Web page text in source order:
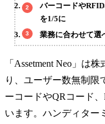
バーコードや
を1/5に
業務に合わせて選
「Assetment Neo」は
り、ユーザー数無制限
ーコードやQRコード
います。ハンディター